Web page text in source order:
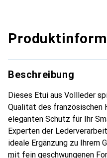
Beschreibung
Dieses Etui aus Vollleder
Qualität des französischen
eleganten Schutz für Ihr
Experten der
ideale Ergänzung zu Ihrem
mit fein geschwungenen